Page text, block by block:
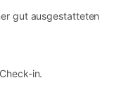
gut ausgestatteten
in.